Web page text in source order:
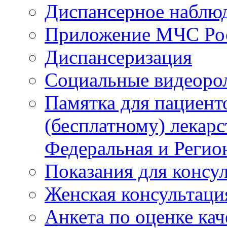
Диспансерное
Приложение МЧС
Диспансеризация
Социальные
Памятка для
(бесплатному)
Федеральная и
Показания для
Женская
Анкета по оценке